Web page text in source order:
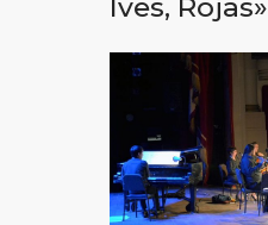
Ives, Rojas»